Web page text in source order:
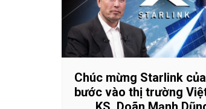
Chúc mừng Starlink
bước vào thị trường